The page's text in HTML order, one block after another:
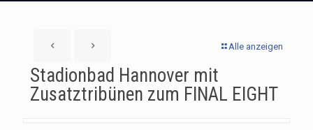
Alle anzeigen
Stadionbad Hannover mit
Zusatztribünen zum FINAL EIGHT